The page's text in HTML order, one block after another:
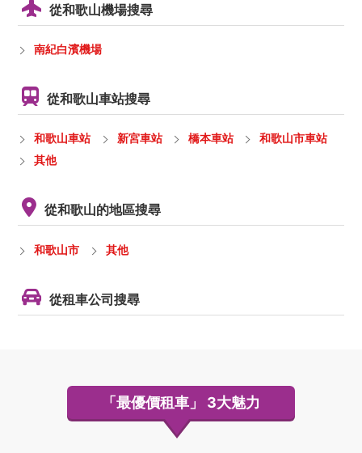
從和歌山機場搜尋
南紀白濱機場
從和歌山車站搜尋
和歌山車站 新宮車站 橋本車站
和歌山市車站
其他
從和歌山的地區搜尋
和歌山市 其他
從租車公司搜尋
「最優價租車」 3大魅力